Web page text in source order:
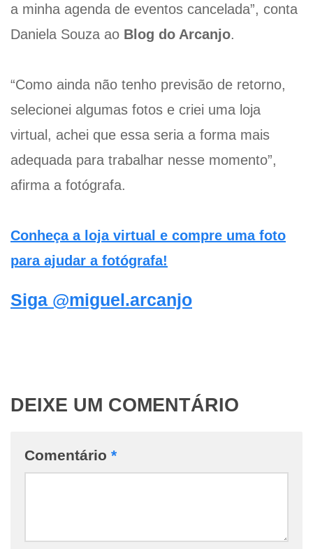
a minha agenda de eventos cancelada”, conta
Daniela Souza ao Blog do Arcanjo.
“Como ainda não tenho previsão de retorno,
selecionei algumas fotos e criei uma loja
virtual, achei que essa seria a forma mais
adequada para trabalhar nesse momento”,
afirma a fotógrafa.
Conheça a loja virtual e compre uma foto
para ajudar a fotógrafa!
Siga @miguel.arcanjo
DEIXE UM COMENTÁRIO
Comentário *